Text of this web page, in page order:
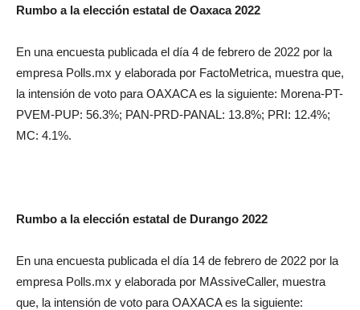
Rumbo a la elección estatal de Oaxaca 2022
En una encuesta publicada el día 4 de febrero de 2022 por la
empresa Polls.mx y elaborada por FactoMetrica, muestra que,
la intensión de voto para OAXACA es la siguiente: Morena-PT-
PVEM-PUP: 56.3%; PAN-PRD-PANAL: 13.8%; PRI: 12.4%;
MC: 4.1%.
Rumbo a la elección estatal de Durango 2022
En una encuesta publicada el día 14 de febrero de 2022 por la
empresa Polls.mx y elaborada por MAssiveCaller, muestra
que, la intensión de voto para OAXACA es la siguiente: